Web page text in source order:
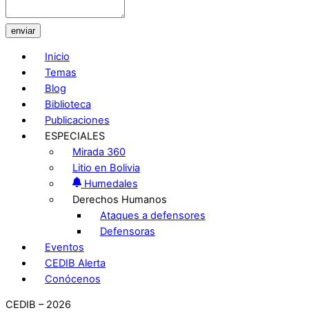
enviar
Inicio
Temas
Blog
Biblioteca
Publicaciones
ESPECIALES
Mirada 360
Litio en Bolivia
Humedales
Derechos Humanos
Ataques a defensores
Defensoras
Eventos
CEDIB Alerta
Conócenos
CEDIB – 2026